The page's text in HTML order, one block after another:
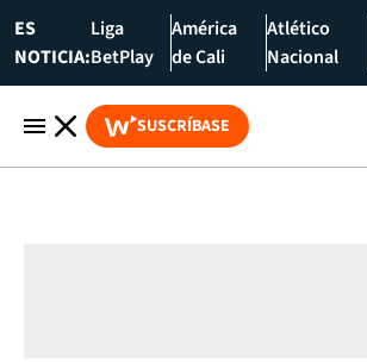
ES
NOTICIA:
Liga
BetPlay
América
de Cali
Atlético
Nacional
SUSCRÍBASE